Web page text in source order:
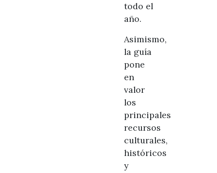
todo el
año.
Asimismo,
la guía
pone
en
valor
los
principales
recursos
culturales,
históricos
y